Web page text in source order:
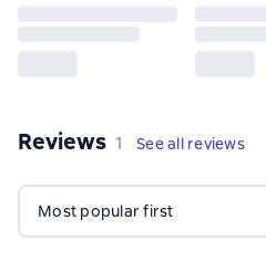
Reviews 1 review
1 See all reviews
Most popular first